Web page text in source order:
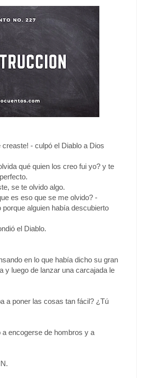
- culpó el Diablo a Dios
qué quien los creo fui yo? y te
se te olvido algo.
es eso que se me olvido? -
alguien había descubierto
el Diablo.
en lo que había dicho su gran
y luego de lanzar una carcajada le
a poner las cosas tan fácil? ¿Tú
encogerse de hombros y a